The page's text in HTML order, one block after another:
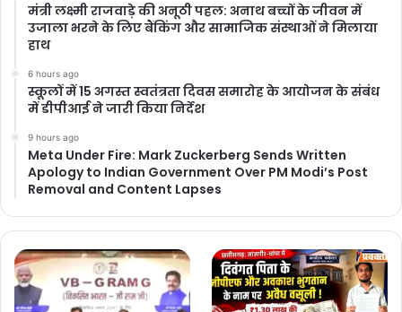
मंत्री लक्ष्मी राजवाड़े की अनूठी पहल: अनाथ बच्चों के जीवन में
उजाला भरने के लिए बैंकिंग और सामाजिक संस्थाओं ने मिलाया
हाथ
6 hours ago
स्कूलों में 15 अगस्त स्वतंत्रता दिवस समारोह के आयोजन के संबंध
में डीपीआई ने जारी किया निर्देश
9 hours ago
Meta Under Fire: Mark Zuckerberg Sends Written
Apology to Indian Government Over PM Modi’s Post
Removal and Content Lapses